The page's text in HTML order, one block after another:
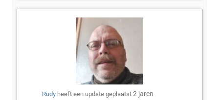
Rudy heeft een update geplaatst 2 jaren